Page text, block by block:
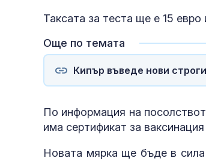
Таксата за теста ще е 15
Още по темата
Кипър въведе нови
По информация на
има сертификат за
Новата мярка ще бъде в